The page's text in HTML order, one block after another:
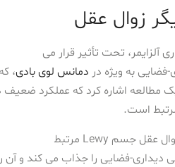
زوال عقل
آلزایمر، تحت تأثیر قرار می
به ویژه در دمانس لوی بادی، که
اشاره کرد که عملکرد ضعیف
است.
در زوال عقل جسم Lewy مرتبط
دیداری-فضایی را جذاب می کند و آن